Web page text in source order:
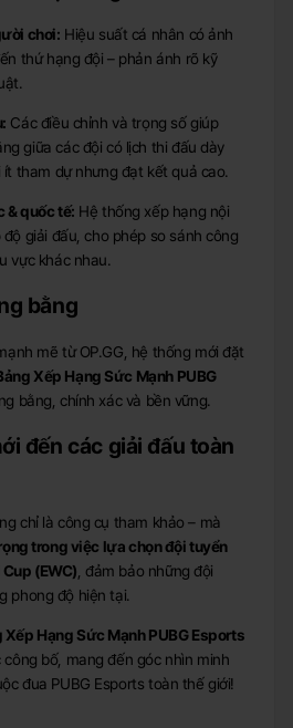
chơi: Hiệu suất cá nhân có ảnh
thứ hạng đội – phản ánh rõ kỹ
Các điều chỉnh và trọng số giúp
giữa các đội có lịch thi đấu dày
ít tham dự nhưng đạt kết quả cao.
& quốc tế: Hệ thống xếp hạng nội
giải đấu, cho phép so sánh công
vực khác nhau.
bằng
mẽ từ OP.GG, hệ thống mới đặt
Xếp Hạng Sức Mạnh PUBG
bằng, chính xác và bền vững.
đến các giải đấu toàn
chỉ là công cụ tham khảo – mà
trong việc lựa chọn đội tuyển
(EWC), đảm bảo những đội
phong độ hiện tại.
Xếp Hạng Sức Mạnh PUBG Esports
bố, mang đến góc nhìn minh
đua PUBG Esports toàn thế giới!